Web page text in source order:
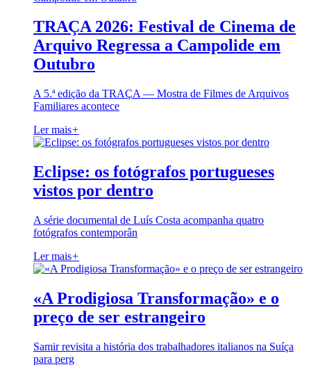
TRAÇA 2026: Festival de Cinema de
Arquivo Regressa a Campolide em
Outubro
A 5.ª edição da TRAÇA — Mostra de Filmes de Arquivos
Familiares acontece
Ler mais+
Eclipse: os fotógrafos portugueses
vistos por dentro
A série documental de Luís Costa acompanha quatro
fotógrafos contemporân
Ler mais+
«A Prodigiosa Transformação» e o
preço de ser estrangeiro
Samir revisita a história dos trabalhadores italianos na Suíça
para perg